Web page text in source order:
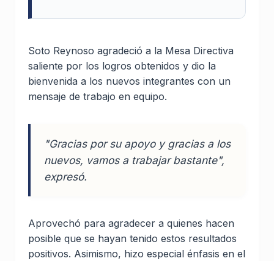
Soto Reynoso agradeció a la Mesa Directiva
saliente por los logros obtenidos y dio la
bienvenida a los nuevos integrantes con un
mensaje de trabajo en equipo.
"Gracias por su apoyo y gracias a los
nuevos, vamos a trabajar bastante",
expresó.
Aprovechó para agradecer a quienes hacen
posible que se hayan tenido estos resultados
positivos. Asimismo, hizo especial énfasis en el